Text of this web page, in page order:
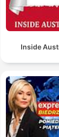
Inside